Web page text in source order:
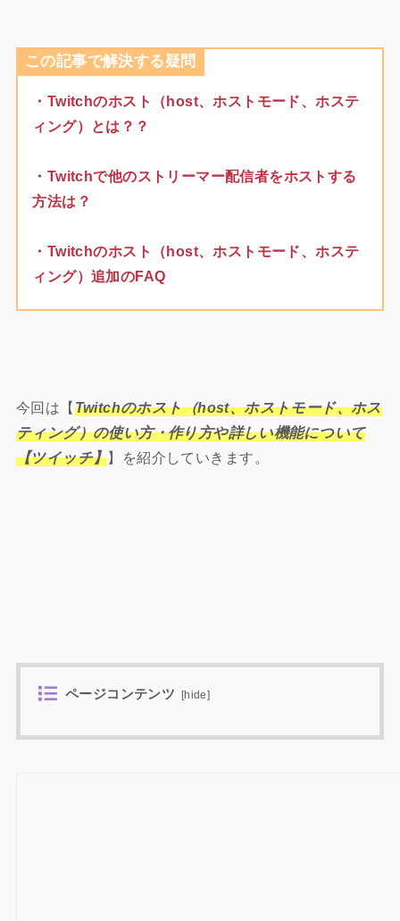
この記事で解決する疑問
・Twitchのホスト（host、ホストモード、ホステ
ィング）とは？？
・Twitchで他のストリーマー配信者をホストする
方法は？
・Twitchのホスト（host、ホストモード、ホステ
ィング）追加のFAQ
今回は【Twitchのホスト（host、ホストモード、ホス
ティング）の使い方・作り方や詳しい機能について
【ツイッチ】】を紹介していきます。
ページコンテンツ [hide]